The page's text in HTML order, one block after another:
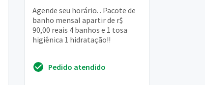
Agende seu horário. . Pacote de
banho mensal apartir de r$
90,00 reais 4 banhos e 1 tosa
higiênica 1 hidratação!!
Pedido atendido